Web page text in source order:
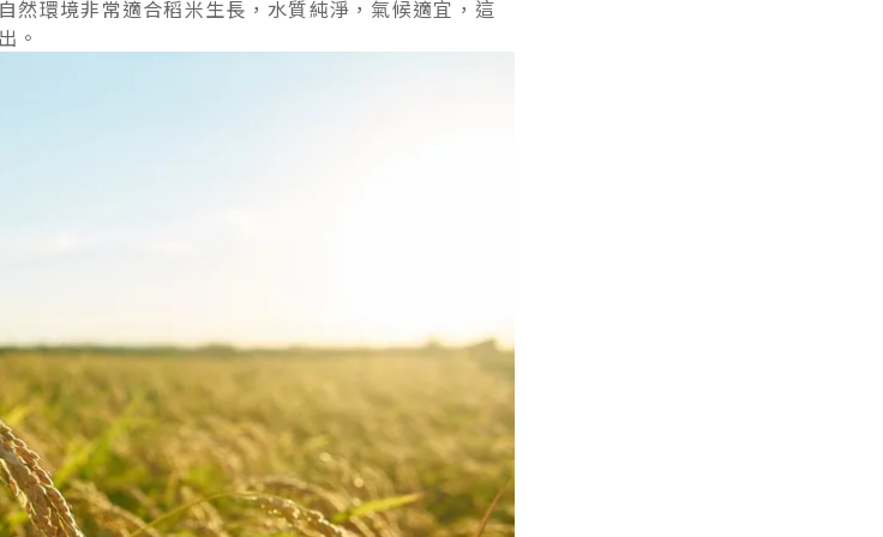
然環境非常適合稻米生長，水質純淨，氣候適宜，這
。